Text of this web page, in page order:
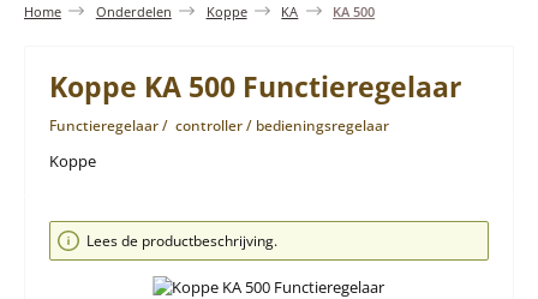
Home Onderdelen Koppe KA KA 500
Koppe KA 500 Functieregelaar
Functieregelaar / controller / bedieningsregelaar
Koppe
Afbeeldingengalerij overslaan
Lees de productbeschrijving.